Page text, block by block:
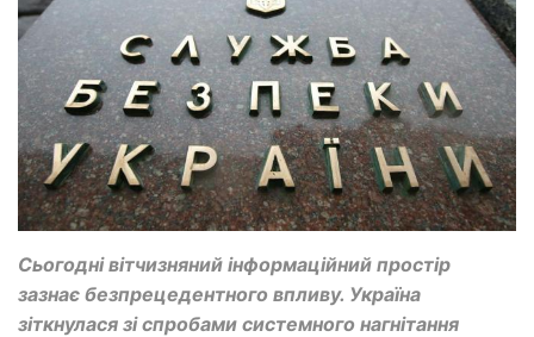
Сьогодні вітчизняний інформаційний простір
зазнає безпрецедентного впливу. Україна
зіткнулася зі спробами системного нагнітання